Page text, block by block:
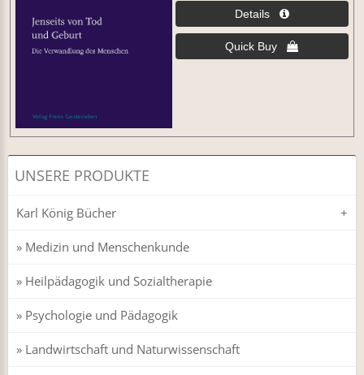
UNSERE PRODUKTE
Karl König Bücher
Medizin und Menschenkunde
Heilpädagogik und Sozialtherapie
Psychologie und Pädagogik
Landwirtschaft und Naturwissenschaft